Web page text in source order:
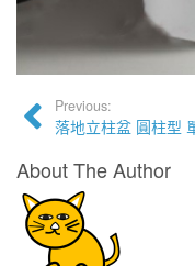
Previous:
落地立柱盆 圓柱型
About The Author